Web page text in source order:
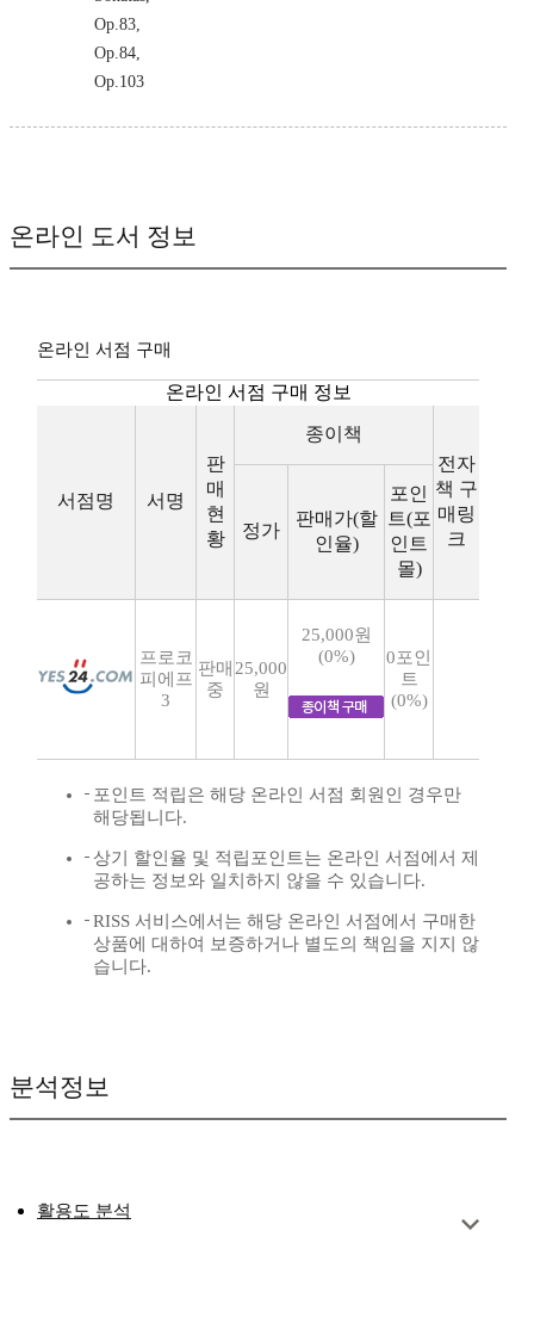
Op.83,
Op.84,
Op.103
온라인 도서 정보
온라인 서점 구매
온라인 서점 구매 정보
서점명 서명
판
매
현
황
종이책
전자
책 구
매링
크
정가
판매가(할
인율)
포인
트(포
인트
몰)
프로코
피에프
3
판매
중
25,000
원
25,000원
(0%)
0포인
트
(0%)
포인트 적립은 해당 온라인 서점 회원인 경우만
해당됩니다.
상기 할인율 및 적립포인트는 온라인 서점에서 제
공하는 정보와 일치하지 않을 수 있습니다.
RISS 서비스에서는 해당 온라인 서점에서 구매한
상품에 대하여 보증하거나 별도의 책임을 지지 않
습니다.
분석정보
활용도 분석